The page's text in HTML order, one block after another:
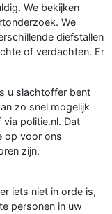
We bekijken
We
diefstallen
of verdachten. Er
u slachtoffer bent
zo snel mogelijk
politie.nl. Dat
op voor ons
zijn.
iets niet in orde is,
personen in uw